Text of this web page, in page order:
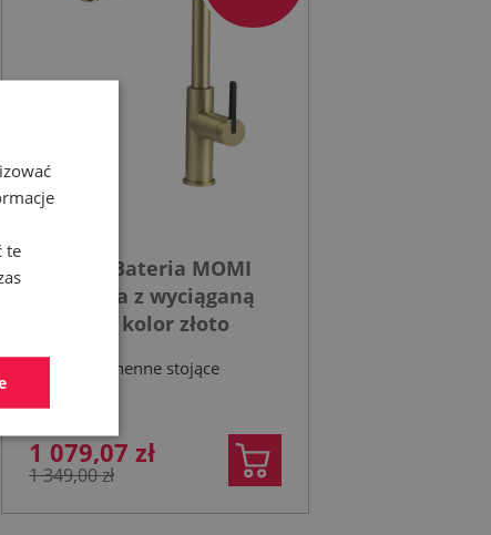
DEANTE Bateria MOMI
kuchenna z wyciąganą
wylewką kolor złoto
szczotkowane
Baterie kuchenne stojące
1 079,07 zł
1 349,00 zł
te